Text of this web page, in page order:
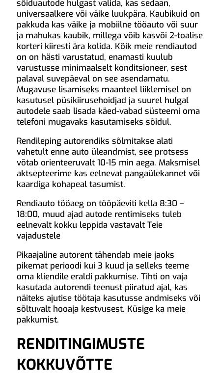
sõiduautode hulgast valida, kas sedaan,
universaalkere või väike luukpära. Kaubikuid on
pakkuda kas väike ja mobiilne tööauto või suur
ja mahukas kaubik, millega võib kasvõi 2-toalise
korteri kiiresti ära kolida. Kõik meie rendiautod
on on hästi varustatud, enamasti kuulub
varustusse minimaalselt konditsioneer, sest
palaval suvepäeval on see asendamatu.
Mugavuse lisamiseks maanteel liiklemisel on
kasutusel püsikiirusehoidjad ja suurel hulgal
autodele saab lisada käed-vabad süsteemi oma
telefoni mugavaks kasutamiseks sõidul.
Rendileping autorendiks sõlmitakse alati
vahetult enne auto üleandmist, see protsess
võtab orienteeruvalt 10-15 min aega. Maksmisel
aktsepteerime kas eelnevat pangaülekannet või
kaardiga kohapeal tasumist.
Rendiauto tööaeg on tööpäeviti kella 8:30 –
18:00, muud ajad autode rentimiseks tuleb
eelnevalt kokku leppida vastavalt Teie
vajadustele
Pikaajaline autorent tähendab meie jaoks
pikemat perioodi kui 3 kuud ja selleks teeme
oma kliendile eraldi pakkumise. Tihti on vaja
kasutada autorendi teenust piiratud ajal, kas
näiteks ajutise töötaja kasutusse andmiseks või
sõltuvalt hooaja kestvusest. Küsige ka meie
pakkumist.
RENDITINGIMUSTE
KOKKUVÕTTE